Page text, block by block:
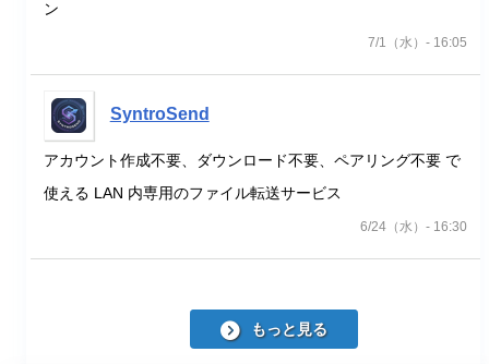
ン
7/1（水）- 16:05
SyntroSend
アカウント作成不要、ダウンロード不要、ペアリング不要 で
使える LAN 内専用のファイル転送サービス
6/24（水）- 16:30
もっと見る